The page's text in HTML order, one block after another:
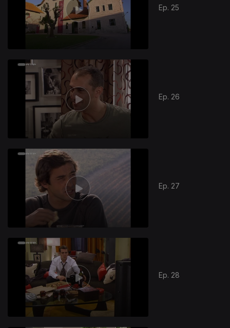
Ep. 25
Ep. 26
Ep. 27
Ep. 28